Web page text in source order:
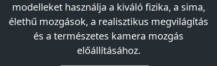
modelleket használja a kiváló fizika, a sima,
élethű mozgások, a realisztikus megvilágítás
és a természetes kamera mozgás
előállításához.